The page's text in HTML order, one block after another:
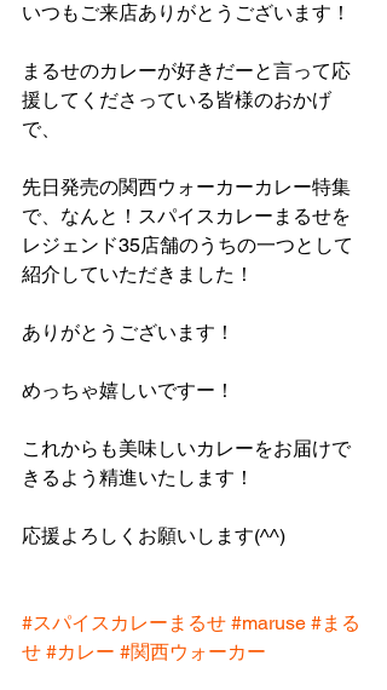
いつもご来店ありがとうございます！
まるせのカレーが好きだーと言って応
援してくださっている皆様のおかげ
で、
先日発売の関西ウォーカーカレー特集
で、なんと！スパイスカレーまるせを
レジェンド35店舗のうちの一つとして
紹介していただきました！
ありがとうございます！
めっちゃ嬉しいですー！
これからも美味しいカレーをお届けで
きるよう精進いたします！
応援よろしくお願いします(^^)
#スパイスカレーまるせ #maruse #まる
せ #カレー #関西ウォーカー